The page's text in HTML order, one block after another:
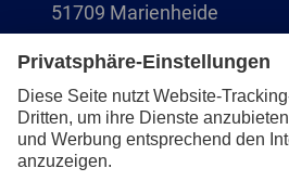
51709 Marienheide
+49 2264 9-0
info@pferd.com
+49 2264 9-400